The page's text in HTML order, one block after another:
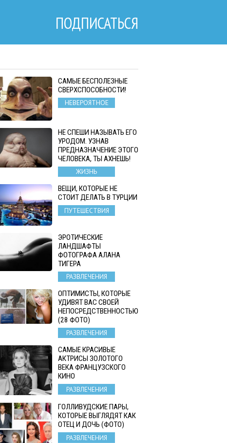
ПОДПИСАТЬСЯ
САМЫЕ БЕСПОЛЕЗНЫЕ
СВЕРХСПОСОБНОСТИ!
НЕВЕРОЯТНОЕ
НЕ СПЕШИ НАЗЫВАТЬ ЕГО
УРОДОМ. УЗНАВ
ПРЕДНАЗНАЧЕНИЕ ЭТОГО
ЧЕЛОВЕКА, ТЫ АХНЕШЬ!
ЖИЗНЬ
ВЕЩИ, КОТОРЫЕ НЕ
СТОИТ ДЕЛАТЬ В ТУРЦИИ
ПУТЕШЕСТВИЯ
ЭРОТИЧЕСКИЕ
ЛАНДШАФТЫ
ФОТОГРАФА АЛАНА
ТИГЕРА
РАЗВЛЕЧЕНИЯ
ОПТИМИСТЫ, КОТОРЫЕ
УДИВЯТ ВАС СВОЕЙ
НЕПОСРЕДСТВЕННОСТЬЮ
(28 ФОТО)
РАЗВЛЕЧЕНИЯ
САМЫЕ КРАСИВЫЕ
АКТРИСЫ ЗОЛОТОГО
ВЕКА ФРАНЦУЗСКОГО
КИНО
РАЗВЛЕЧЕНИЯ
ГОЛЛИВУДСКИЕ ПАРЫ,
КОТОРЫЕ ВЫГЛЯДЯТ КАК
ОТЕЦ И ДОЧЬ (ФОТО)
РАЗВЛЕЧЕНИЯ